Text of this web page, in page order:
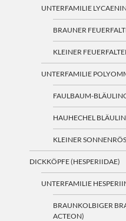
UNTERFAMILIE
BRAUNER
KLEINER
UNTERFAMILIE
FAULBAUM-
HAUHECHEL
KLEINER
DICKKÖPFE (HESPERIIDAE)
UNTERFAMILIE
BRAUNKOLBIGER
ACTEON)